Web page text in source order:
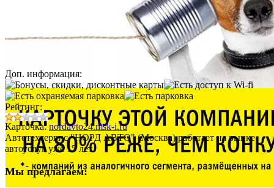
Доп. информация:
Рейтинг:
Карточка: nordavto24.msk-i.ru
Автотехсервис "НОРД АВТО" (Москва) работает на рынке
автоуслуг уже 15 лет.
Мы предлагаем: